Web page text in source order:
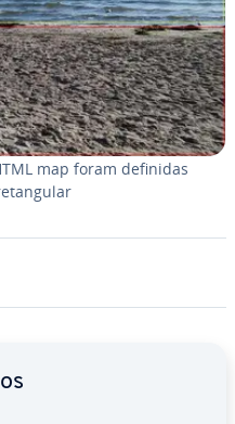
map foram definidas